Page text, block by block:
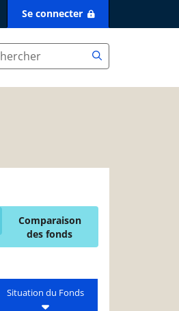
Se connecter
Comparaison
des fonds
Situation du Fonds